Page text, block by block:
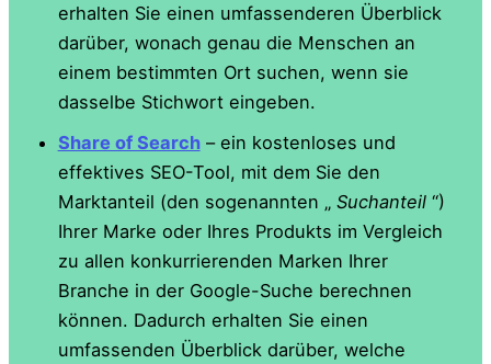
erhalten Sie einen umfassenderen Überblick
darüber, wonach genau die Menschen an
einem bestimmten Ort suchen, wenn sie
dasselbe Stichwort eingeben.
Share of Search– ein kostenloses und
effektives SEO-Tool, mit dem Sie den
Marktanteil (den sogenannten „ Suchanteil“)
Ihrer Marke oder Ihres Produkts im Vergleich
zu allen konkurrierenden Marken Ihrer
Branche in der Google-Suche berechnen
können. Dadurch erhalten Sie einen
umfassenden Überblick darüber, welche